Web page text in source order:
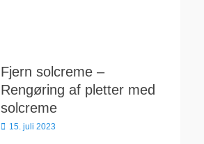
Fjern solcreme –
Rengøring af pletter med
solcreme
Udgivet
15. juli 2023